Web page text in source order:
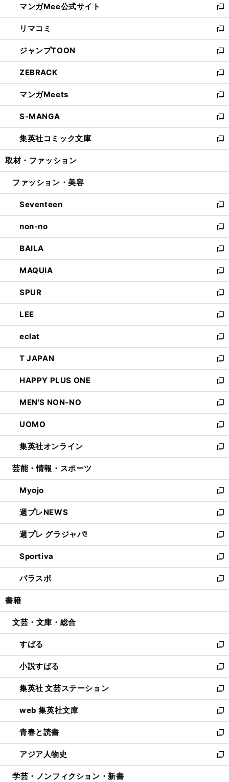
く
ド
ウ
で
開
く
ィ
ン
ド
ウ
で
開
く
い
ウ
ィ
ン
ド
ウ
で
開
く
マンガMee公式サイト
新
し
い
ウ
ィ
ン
ド
ウ
で
開
く
リマコミ
新
し
い
ウ
ィ
ン
ド
ウ
で
開
く
ジャンプTOON
新
し
い
ウ
ィ
ン
ド
ウ
で
開
ZEBRACK
新
し
い
ウ
ィ
ン
ド
ウ
開
マンガMeets
新
し
い
ウ
ィ
ン
ウ
開
く
S-MANGA
新
し
い
ウ
ン
ウ
で
開
く
集英社コミック文庫
新
し
ウ
ン
ド
ウ
で
開
く
取材・ファッション
ファッション・美容
Seventeen
新
し
い
ウ
ィ
ン
ド
ウ
で
開
く
non-no
新
し
い
ウ
ィ
ン
ド
ウ
で
開
く
BAILA
新
し
い
ウ
ィ
ン
ド
ウ
で
開
く
MAQUIA
新
し
い
ウ
ィ
ン
ド
ウ
で
開
く
SPUR
新
し
い
ウ
ィ
ン
ド
ウ
で
開
く
LEE
新
し
い
ウ
ィ
ン
ド
ウ
で
開
く
eclat
新
し
い
ウ
ィ
ン
ド
ウ
で
開
く
T JAPAN
新
し
い
ウ
ィ
ン
ド
ウ
で
開
HAPPY PLUS ONE
新
し
い
ウ
ィ
ン
ド
ウ
開
く
MEN'S NON-NO
新
し
い
ウ
ィ
ン
ウ
で
開
く
UOMO
新
し
い
ウ
ン
ド
ウ
で
開
く
集英社オンライン
新
し
ウ
ィ
ン
ド
ウ
で
開
く
芸能・情報・スポーツ
Myojo
新
し
い
ウ
ィ
ン
ド
ウ
で
開
週プレNEWS
新
し
い
ウ
ィ
ン
ド
ウ
開
週プレ グラジャパ!
新
し
い
ウ
ィ
ン
ウ
開
く
Sportiva
新
し
い
ウ
ン
ウ
で
開
く
パラスポ
新
し
ウ
ン
ド
ウ
で
開
く
書籍
文芸・文庫・総合
すばる
新
し
い
ウ
ィ
ン
ド
ウ
で
開
く
小説すばる
新
し
い
ウ
ィ
ン
ド
ウ
で
開
集英社 文芸ステーション
新
し
い
ウ
ィ
ン
ド
ウ
web 集英社文庫
新
し
い
ウ
ィ
ン
青春と読書
新
し
い
ウ
アジア人物史
新
し
学芸・ノンフィクション・新書